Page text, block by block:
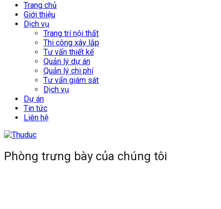
Trang chủ
Giới thiệu
Dịch vụ
Trang trí nội thất
Thi công xây lắp
Tư vấn thiết kế
Quản lý dự án
Quản lý chi phí
Tư vấn giám sát
Dịch vụ
Dự án
Tin tức
Liên hệ
Phòng trưng bày của chúng tôi